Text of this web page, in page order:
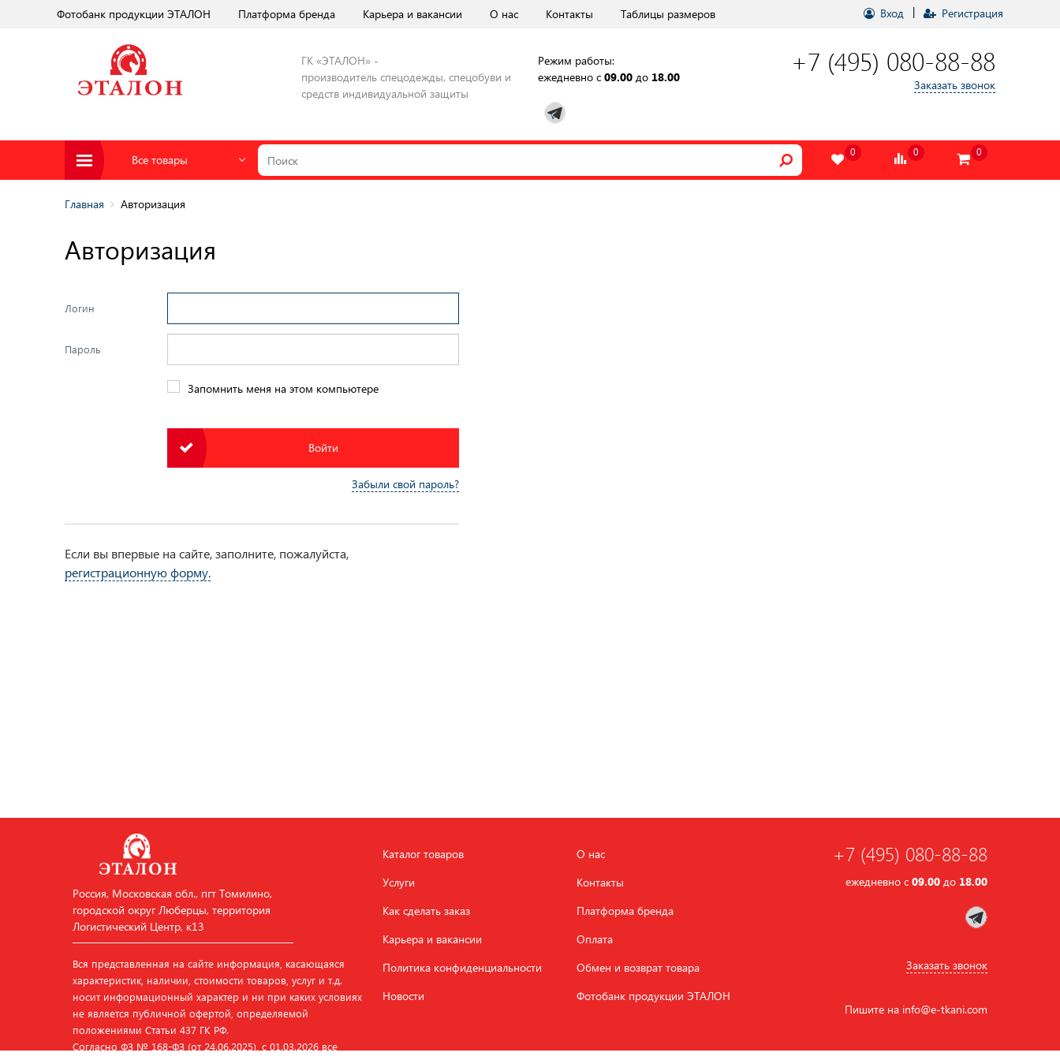
Фотобанк продукции ЭТАЛОН Платформа бренда Карьера и вакансии О нас Контакты Таблицы размеров Вход | Регистрация
ГК «ЭТАЛОН» -
производитель спецодежды, спецобуви и
средств индивидуальной защиты
Режим работы:
ежедневно с 09.00 до 18.00 +7 (495) 080-88-88
Заказать звонок
Все товары
0 0 0
Главная Авторизация
Авторизация
Логин
Пароль
Запомнить меня на этом компьютере
Забыли свой пароль?
Если вы впервые на сайте, заполните, пожалуйста,
регистрационную форму.
Россия, Московская обл., пгт Томилино,
городской округ Люберцы, территория
Логистический Центр, к13
Вся представленная на сайте информация, касающаяся
характеристик, наличии, стоимости товаров, услуг и т.д.
носит информационный характер и ни при каких условиях
не является публичной офертой, определяемой
положениями Статьи 437 ГК РФ.
Согласно ФЗ № 168‑ФЗ (от 24.06.2025), с 01.03.2026 все
Каталог товаров
Услуги
Как сделать заказ
Карьера и вакансии
Политика конфиденциальности
Новости
О нас
Контакты
Платформа бренда
Оплата
Обмен и возврат товара
Фотобанк продукции ЭТАЛОН
+7 (495) 080-88-88
ежедневно с 09.00до 18.00
Заказать звонок
Пишите на info@e-tkani.com